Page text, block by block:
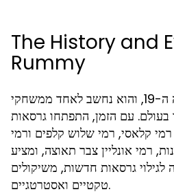
The History and
Rummy
המשחק רמי מקורו במאה ה-19, והוא נחשב לאחד ממשחקי
בעולם. עם הזמן, התפתחו גרסאות
קלאסי, רמי שלוש קלפים ורמי
רמי אונליין צבר תאוצה, ומציע
גרסאות חדשות, משיקולים
טקטיים ואסטרטגיים.